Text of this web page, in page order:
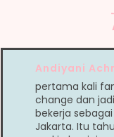
Andiyani
pertama kali
change dan
bekerja
Jakarta. Itu